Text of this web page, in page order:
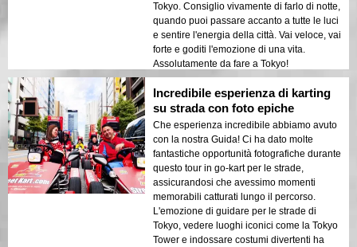
Tokyo. Consiglio vivamente di farlo di notte,
quando puoi passare accanto a tutte le luci
e sentire l'energia della città. Vai veloce, vai
forte e goditi l'emozione di una vita.
Assolutamente da fare a Tokyo!
Incredibile esperienza di karting
su strada con foto epiche
Che esperienza incredibile abbiamo avuto
con la nostra Guida! Ci ha dato molte
fantastiche opportunità fotografiche durante
questo tour in go-kart per le strade,
assicurandosi che avessimo momenti
memorabili catturati lungo il percorso.
L'emozione di guidare per le strade di
Tokyo, vedere luoghi iconici come la Tokyo
Tower e indossare costumi divertenti ha